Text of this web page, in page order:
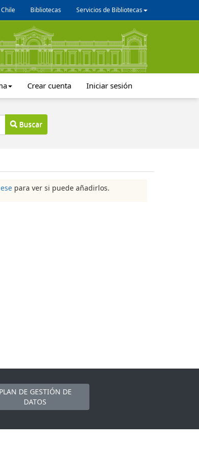
Bibliotecas Servicios de Bibliotecas
Crear cuenta Iniciar sesión
Buscar
para ver si puede añadirlos.
PLAN DE GESTIÓN DE
DATOS